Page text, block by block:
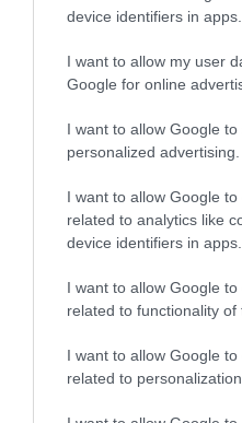
device identifiers in apps.
I want to allow my user
Google for online
I want to allow Google to
personalized advertising.
I want to allow Google
related to analytics like
device identifiers in apps.
I want to allow Google
related to functionality of
I want to allow Google
related to personalization.